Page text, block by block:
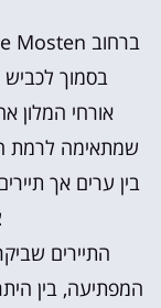
בסמוך
אורחי המלון
שמתאימה לרמת
בין ערים אך
התיירים
המפתיעה, בין